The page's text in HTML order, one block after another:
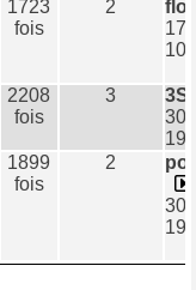
1723
fois
2
17/
2208
fois
3
30/
1899
fois
2
30/